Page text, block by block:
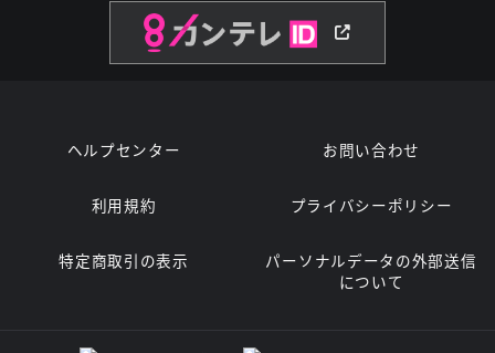
ヘルプセンター お問い合わせ
利用規約 プライバシーポリシー
特定商取引の表示
パーソナルデータの外部送信
について